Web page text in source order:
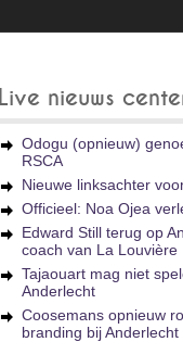
Live nieuws
Odogu (opnieuw)
RSCA
Nieuwe linksachter
Officieel: Noa Ojea
Edward Still terug op
coach van La Louvière
Tajaouart mag niet
Anderlecht
Coosemans opnieuw
branding bij Anderlecht